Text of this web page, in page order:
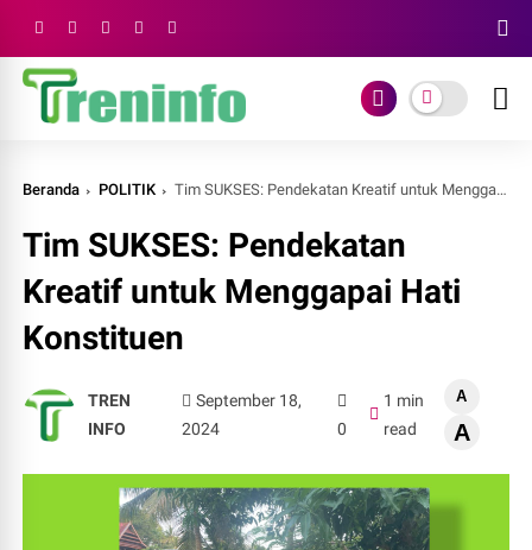
Beranda POLITIK Tim SUKSES: Pendekatan Kreatif untuk Menggapai Hati Konstituen
Tim SUKSES: Pendekatan
Kreatif untuk Menggapai Hati
Konstituen
TREN
INFO
September 18,
2024
0
1 min
read
A
A